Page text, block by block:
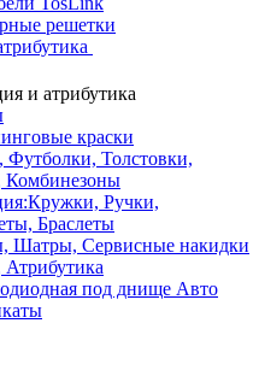
решетки
и атрибутика
краски
Толстовки,
Ручки,
Браслеты
Шатры, Сервисные накидки
под днище Авто